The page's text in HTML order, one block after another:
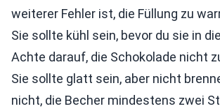
weiterer Fehler ist, die Füllung zu
Sie sollte kühl sein, bevor du sie in
Achte darauf, die Schokolade nicht
Sie sollte glatt sein, aber nicht
nicht, die Becher mindestens zwei